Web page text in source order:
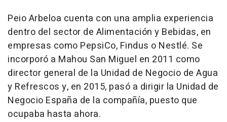
Peio Arbeloa cuenta con una amplia experiencia
dentro del sector de Alimentación y Bebidas, en
empresas como PepsiCo, Findus o Nestlé. Se
incorporó a Mahou San Miguel en 2011 como
director general de la Unidad de Negocio de Agua
y Refrescos y, en 2015, pasó a dirigir la Unidad de
Negocio España de la compañía, puesto que
ocupaba hasta ahora.